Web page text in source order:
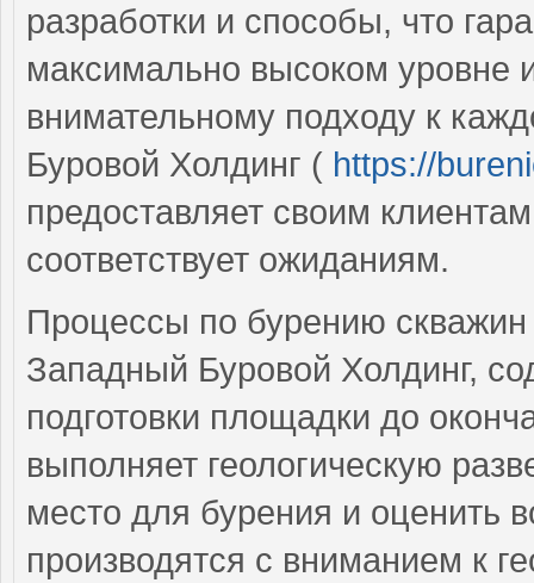
разработки и способы, что
максимально высоком уровне
внимательному подходу к
Буровой Холдинг ( https://
предоставляет своим
соответствует ожиданиям.
Процессы по бурению
Западный Буровой Холдинг,
подготовки площадки до
выполняет геологическую
место для бурения и оценить
производятся с вниманием к